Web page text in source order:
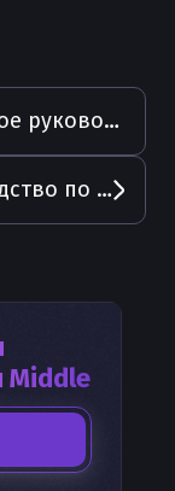
CSS transition-duration; Полное руководство по управлению продолжительностью переходов
CSS transition; Полное руководство по созданию плавных переходов
Middle